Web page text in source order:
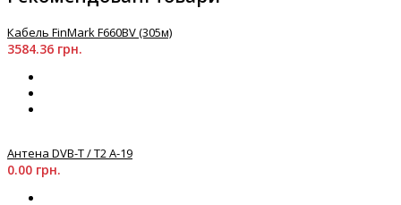
Кабель FinMark F660BV (305м)
3584.36 грн.
Антена DVB-T / T2 A-19
0.00 грн.